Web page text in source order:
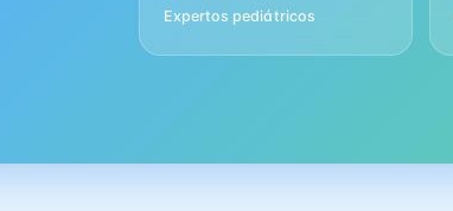
Expertos pediátricos